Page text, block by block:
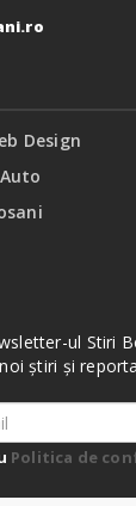
Design
ul Stiri
știri și
Politica de